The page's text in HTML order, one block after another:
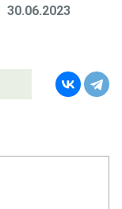
30.06.2023